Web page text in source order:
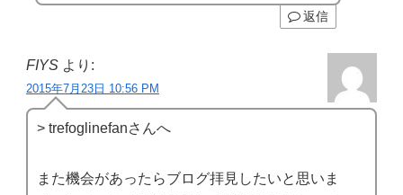
返信
FIYS より:
2015年7月23日 10:56 PM
> trefoglinefanさんへ
また機会があったらブログ拝見したいと思いま